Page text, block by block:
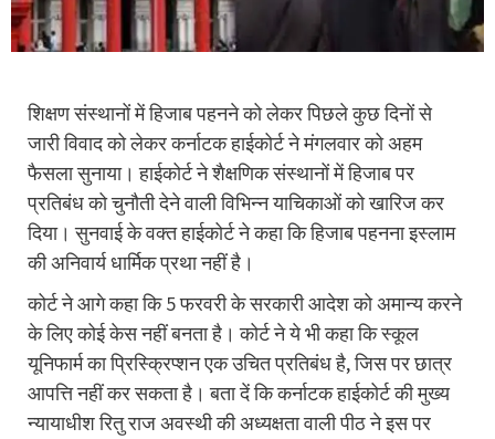
शिक्षण संस्थानों में हिजाब पहनने को लेकर पिछले कुछ दिनों से
जारी विवाद को लेकर कर्नाटक हाईकोर्ट ने मंगलवार को अहम
फैसला सुनाया। हाईकोर्ट ने शैक्षणिक संस्थानों में हिजाब पर
प्रतिबंध को चुनौती देने वाली विभिन्न याचिकाओं को खारिज कर
दिया। सुनवाई के वक्त हाईकोर्ट ने कहा कि हिजाब पहनना इस्लाम
की अनिवार्य धार्मिक प्रथा नहीं है।
कोर्ट ने आगे कहा कि 5 फरवरी के सरकारी आदेश को अमान्य करने
के लिए कोई केस नहीं बनता है। कोर्ट ने ये भी कहा कि स्कूल
यूनिफार्म का प्रिस्क्रिप्शन एक उचित प्रतिबंध है, जिस पर छात्र
आपत्ति नहीं कर सकता है। बता दें कि कर्नाटक हाईकोर्ट की मुख्य
न्यायाधीश रितु राज अवस्थी की अध्यक्षता वाली पीठ ने इस पर